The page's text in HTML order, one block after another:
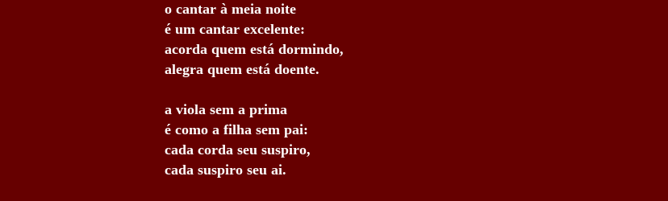
o cantar à meia noite
é um cantar excelente:
acorda quem está dormindo,
alegra quem está doente.
a viola sem a prima
é como a filha sem pai:
cada corda seu suspiro,
cada suspiro seu ai.